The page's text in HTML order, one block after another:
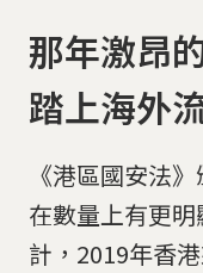
那年激昂
踏上海外
《港區國安法
在數量上有更
計，2019年香